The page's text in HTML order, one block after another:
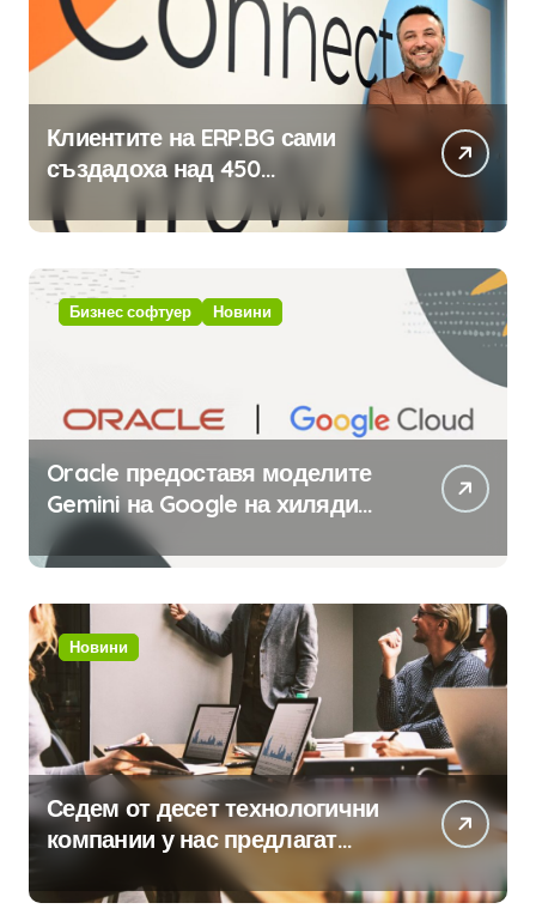
Клиентите на ERP.BG сами
създадоха над 450
приложения за ERP системата
с помощта на вградения в нея
изкуствен интелект
Бизнес софтуер Новини
Oracle предоставя моделите
Gemini на Google на хиляди
клиенти на бизнес
приложения
Новини
Седем от десет технологични
компании у нас предлагат
хибридна работа